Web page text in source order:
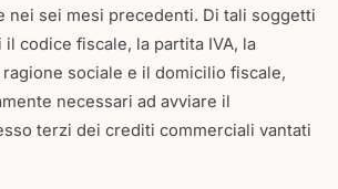
nei sei mesi precedenti. Di tali soggetti
codice fiscale, la partita IVA, la
sociale e il domicilio fiscale,
necessari ad avviare il
terzi dei crediti commerciali vantati